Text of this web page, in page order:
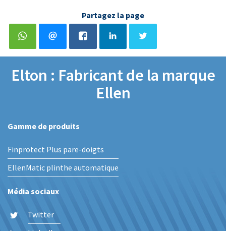
Partagez la page
Elton : Fabricant de la marque
Ellen
Gamme de produits
Finprotect Plus pare-doigts
EllenMatic plinthe automatique
Média sociaux
Twitter